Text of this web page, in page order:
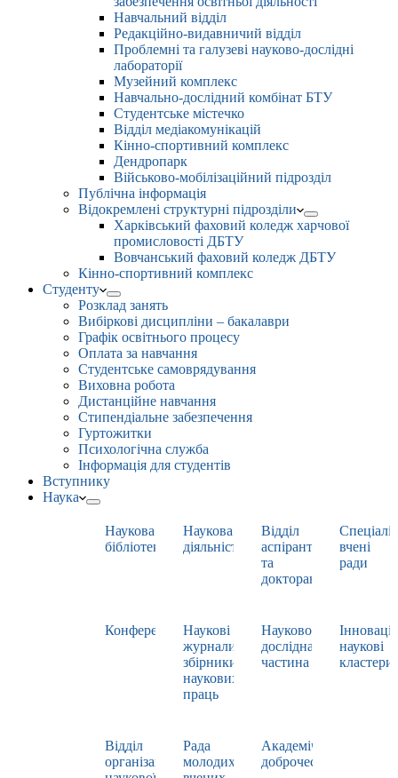
Навчальний відділ
Редакційно-видавничий відділ
Проблемні та галузеві науково-дослідні
лабораторії
Музейний комплекс
Навчально-дослідний комбінат БТУ
Студентське містечко
Відділ медіакомунікацій
Кінно-спортивний комплекс
Дендропарк
Військово-мобілізаційний підрозділ
Публічна інформація
Відокремлені структурні підрозділи
Харківський фаховий коледж харчової
промисловості ДБТУ
Вовчанський фаховий коледж ДБТУ
Кінно-спортивний комплекс
Студенту
Розклад занять
Вибіркові дисципліни – бакалаври
Графік освітнього процесу
Оплата за навчання
Студентське самоврядування
Виховна робота
Дистанційне навчання
Стипендіальне забезпечення
Гуртожитки
Психологічна служба
Інформація для студентів
Вступнику
Наука
Наукова
бібліотека
Наукова
діяльність
Відділ
аспірантури
та
докторантури
вчені
ради
Конференції
Наукові
журнали,
збірники
наукових
праць
Науково-
дослідна
частина
наукові
кластери
Відділ
організації
Рада
молодих
Академічна
доброчесність